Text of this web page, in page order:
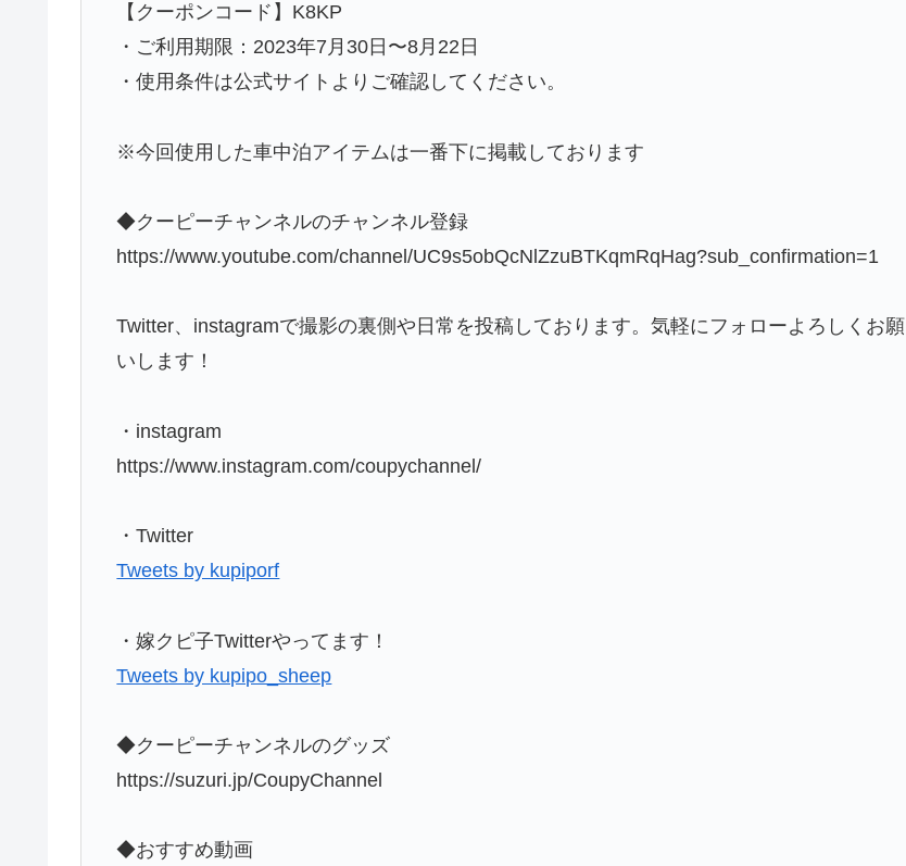
【クーポンコード】K8KP
・ご利用期限：2023年7月30日〜8月22日
・使用条件は公式サイトよりご確認してください。
※今回使用した車中泊アイテムは一番下に掲載しております
◆クーピーチャンネルのチャンネル登録
https://www.youtube.com/channel/UC9s5obQcNlZzuBTKqmRqHag?sub_confirmation=1
Twitter、instagramで撮影の裏側や日常を投稿しております。気軽にフォローよろしくお願
いします！
・instagram
https://www.instagram.com/coupychannel/
・Twitter
Tweets by kupiporf
・嫁クピ子Twitterやってます！
Tweets by kupipo_sheep
◆クーピーチャンネルのグッズ
https://suzuri.jp/CoupyChannel
◆おすすめ動画